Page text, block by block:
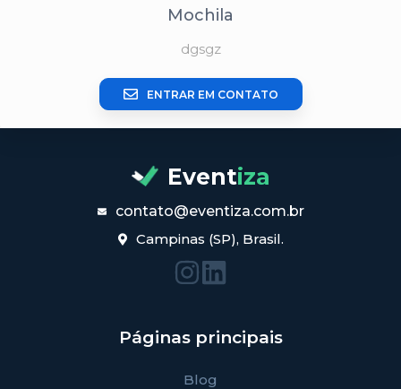
Mochila
dgsgz
ENTRAR EM CONTATO
Eventiza
contato@eventiza.com.br
Campinas (SP), Brasil.
Páginas principais
Blog